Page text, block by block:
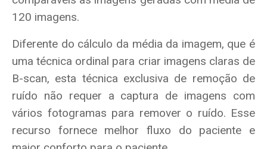
120 imagens.
Diferente do cálculo da média da imagem, que é
uma técnica ordinal para criar imagens claras de
B-scan, esta técnica exclusiva de remoção de
ruído não requer a captura de imagens com
vários fotogramas para remover o ruído. Esse
recurso fornece melhor fluxo do paciente e